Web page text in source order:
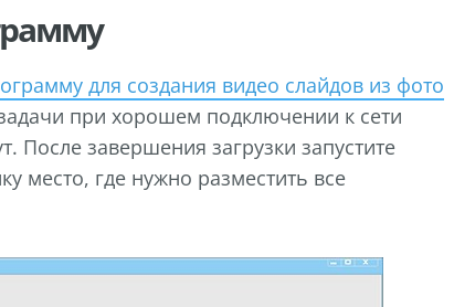
для создания видео слайдов из фото
при хорошем подключении к сети
После завершения загрузки запустите
место, где нужно разместить все